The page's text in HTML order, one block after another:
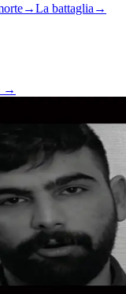
→La battaglia →
→